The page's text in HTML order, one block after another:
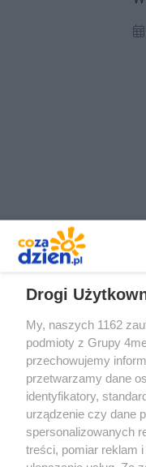
Redakcja
Drogi
My, naszych 1162
podmioty z Grupy
przechowujemy
przetwarzamy dane
identyfikatory,
urządzenie czy dane
spersonalizowanych
treści, pomiar reklam